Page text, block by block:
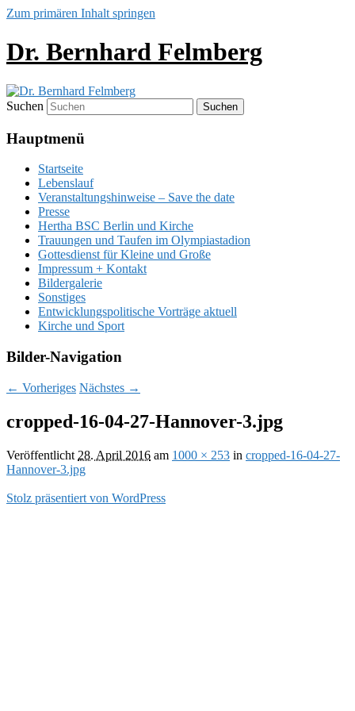
Zum primären Inhalt springen
Dr. Bernhard Felmberg
Suchen
Hauptmenü
Startseite
Lebenslauf
Veranstaltungshinweise – Save the date
Presse
Hertha BSC Berlin und Kirche
Trauungen und Taufen im Olympiastadion
Gottesdienst für Kleine und Große
Impressum + Kontakt
Bildergalerie
Sonstiges
Entwicklungspolitische Vorträge aktuell
Kirche und Sport
Bilder-Navigation
← Vorheriges Nächstes →
cropped-16-04-27-Hannover-3.jpg
Veröffentlicht 28. April 2016 am 1000 × 253 in cropped-16-04-27-
Hannover-3.jpg
Stolz präsentiert von WordPress